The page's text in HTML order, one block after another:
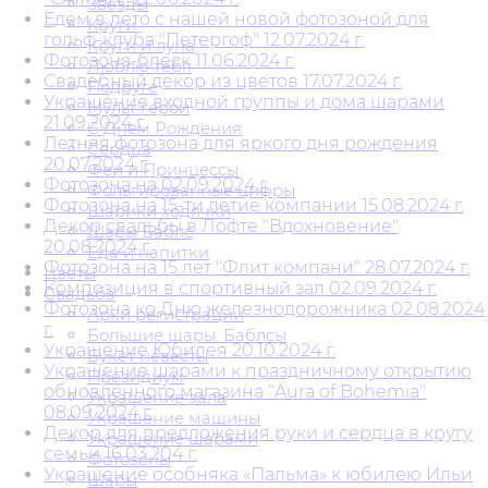
Круги
Круги и луна
Люблю тебя
Подруге
Мульт герои
С Днем Рождения
Сердца
Феи и Принцессы
Фольгированные цифры
Шарики ходячки
Шары Баблс
Еда и напитки
Цветы
Свадьба
Арки регистрации
Большие шары. Баблсы
Букет невесты
Президиум
Украшение зала
Украшение машины
Украшение шарами
Фотозоны
Шары
Едем в лето с нашей новой фотозоной для
гольф-клуба "Петергоф" 12.07.2024 г.
Фотозона-блеск 11.06.2024 г.
Свадебный декор из цветов 17.07.2024 г.
Украшение входной группы и дома шарами
21.09.2024 г.
Летняя фотозона для яркого дня рождения
20.07.2024 г.
Фотозона на 02.09.2024 г.
Фотозона на 15-ти летие компании 15.08.2024 г.
Декор свадьбы в Лофте "Вдохновение"
20.08.2024 г.
Фотозона на 15 лет "Флит компани" 28.07.2024 г.
Композиция в спортивный зал 02.09.2024 г.
Фотозона ко Дню железнодорожника 02.08.2024
г.
Украшение Юбилея 20.10.2024 г.
Украшение шарами к праздничному открытию
обновлённого магазина "Aura of Bohemia"
08.09.2024 г.
Декор для предложения руки и сердца в кругу
семьи 16.03.204 г.
Украшение особняка «Пальма» к юбилею Ильи